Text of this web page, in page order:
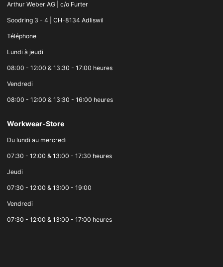
Arthur Weber AG | c/o Furter
Soodring 3 - 4 | CH-8134 Adliswil
Téléphone
Lundi à jeudi
08:00 - 12:00 & 13:30 - 17:00 heures
Vendredi
08:00 - 12:00 & 13:30 - 16:00 heures
Workwear-Store
Du lundi au mercredi
07:30 - 12:00 & 13:00 - 17:30 heures
Jeudi
07:30 - 12:00 & 13:00 - 19:00
Vendredi
07:30 - 12:00 & 13:00 - 17:00 heures